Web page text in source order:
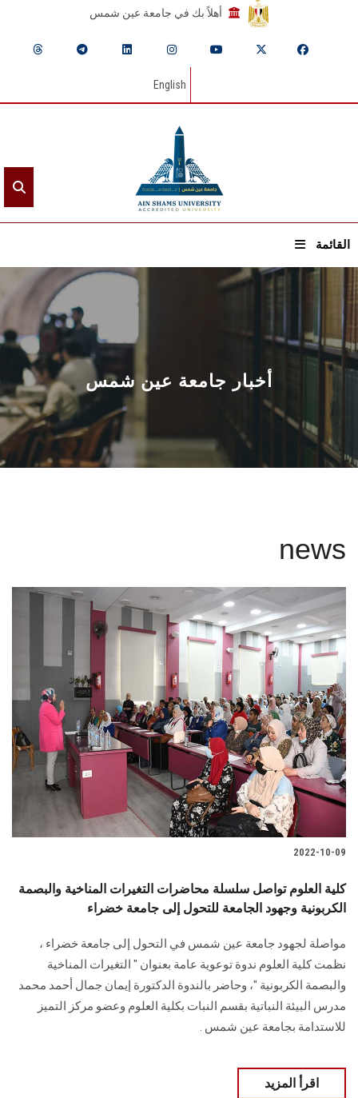
أهلاً بك في جامعة عين شمس
English
القائمة
الرئيسيـة
عن الجامعة
القطاعـات
الشئون الأكاديمية
البحث العلمي
الأنظمة الذكية
تواصل معنا
الطلاب
هيئة التدريس
الدراسات العليا
الزائـرون
سجل الان
أخبار جامعة عين شمس
news
2022-10-09
كلية العلوم تواصل سلسلة محاضرات التغيرات المناخية والبصمة
الكربونية وجهود الجامعة للتحول إلى جامعة خضراء
مواصلة لجهود جامعة عين شمس في التحول إلى جامعة خضراء ،
نظمت كلية العلوم ندوة توعوية عامة بعنوان " التغيرات المناخية
والبصمة الكربونية "، وحاضر بالندوة الدكتورة إيمان جمال أحمد محمد
مدرس البيئة النباتية بقسم النبات بكلية العلوم وعضو مركز التميز
للاستدامة بجامعة عين شمس .
اقرأ المزيد